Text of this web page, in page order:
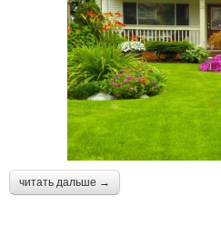
читать дальше →